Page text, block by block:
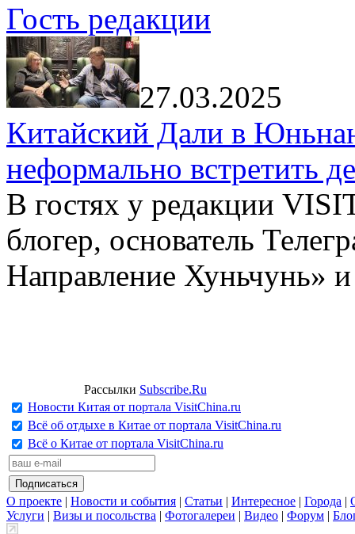
Гость редакции
27.03.2025
Китайский Дали в
неформально встретить
В гостях у редакции
блогер, основатель
Направление Хуньчунь»
Рассылки Subscribe.Ru
Новости Китая от портала VisitChina.ru
Всё об отдыхе в Китае от портала VisitChina.ru
Всё о Китае от портала VisitChina.ru
О проекте | Новости и события | Статьи | Интересное | Города |
Услуги | Визы и посольства | Фотогалереи | Видео | Форум |